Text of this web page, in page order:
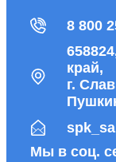
8 800
край,
г.
Мы в соц.